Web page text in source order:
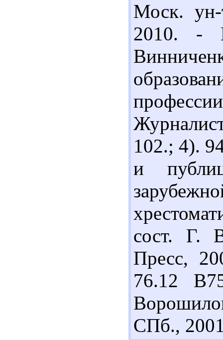
Моск.
2010.
102.; 4).
и
сост. Г.
Пресс,
76.12
СПб.,